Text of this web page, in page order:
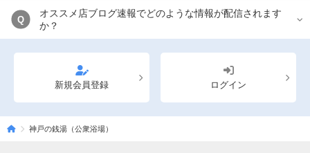
駅から徒歩5分以内
Q
オススメ店ブログ速報でどのような情報が配信されます
か？
新規会員登録 ログイン
神戸の銭湯（公衆浴場）